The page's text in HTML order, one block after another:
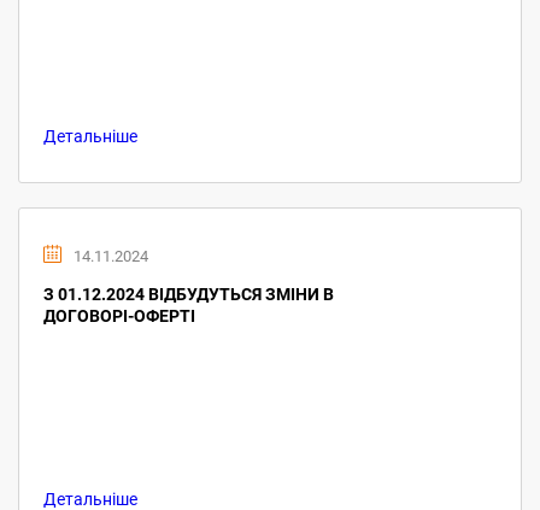
Детальніше
14.11.2024
З 01.12.2024 ВІДБУДУТЬСЯ ЗМІНИ В
ДОГОВОРІ-ОФЕРТІ
Детальніше